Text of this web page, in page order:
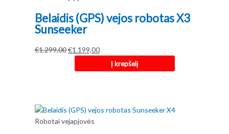
mažos
iki
Belaidis (GPS) vejos robotas X3
Sunseeker
€1.299,00Original
was:
€1.199,00Current
price
is:
Į krepšelį
Robotai vejapjovės